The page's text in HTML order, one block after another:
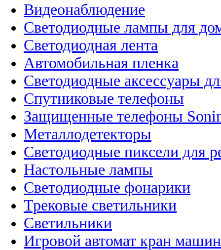
Видеонаблюдение
Светодиодные лампы для
Светодиодная лента
Автомобильная пленка
Светодиодные аксессуары
Спутниковые телефоны
Защищенные телефоны
Металлодетекторы
Светодиодные пиксели для
Настольные лампы
Светодиодные фонарики
Трековые светильники
Светильники
Игровой автомат кран